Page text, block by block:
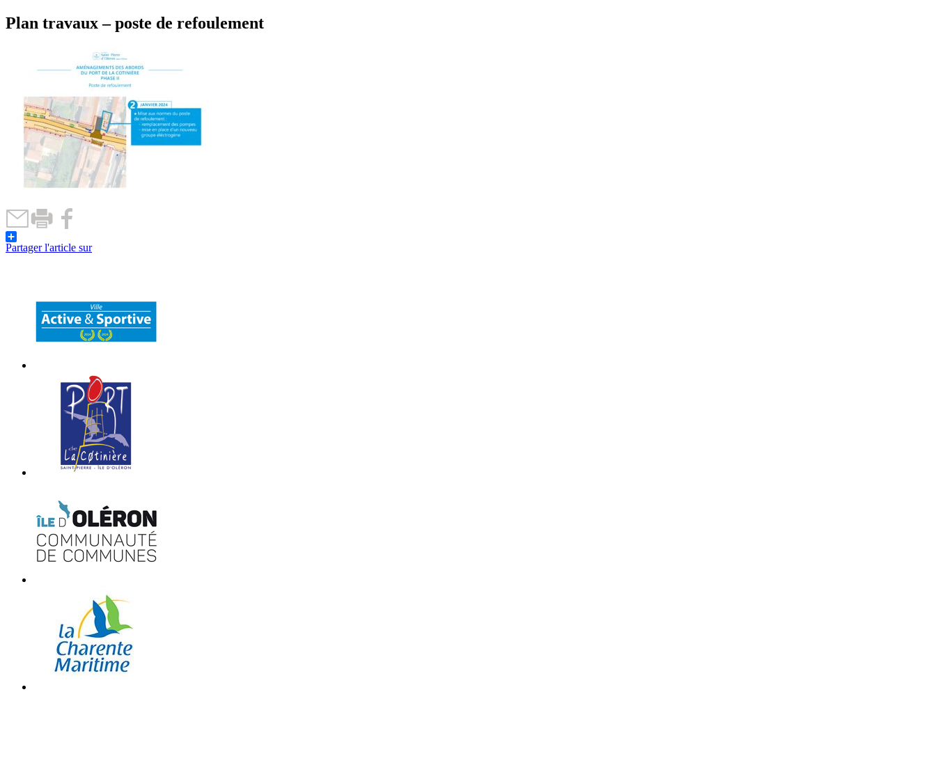
Plan travaux – poste de refoulement
Partager l'article sur